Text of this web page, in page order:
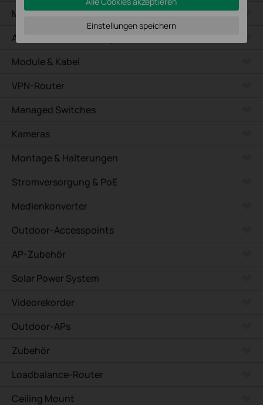
Management Platform
APs zur Deckenmontage
Module & Kabel
VPN-Router
Managed Switches
Kameras
Montage & Halterungen
Stromversorgung & PoE
Medienkonverter
Outdoor-Accesspoints
AP-Zubehör
Solar Power System
Videorekorder
Outdoor-APs
Zubehör
Loadbalance-Router
Ceiling Mount
Einstellungen speichern